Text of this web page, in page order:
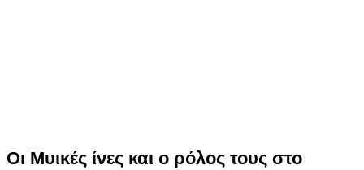
Οι Μυικές ίνες και ο ρόλος τους στο